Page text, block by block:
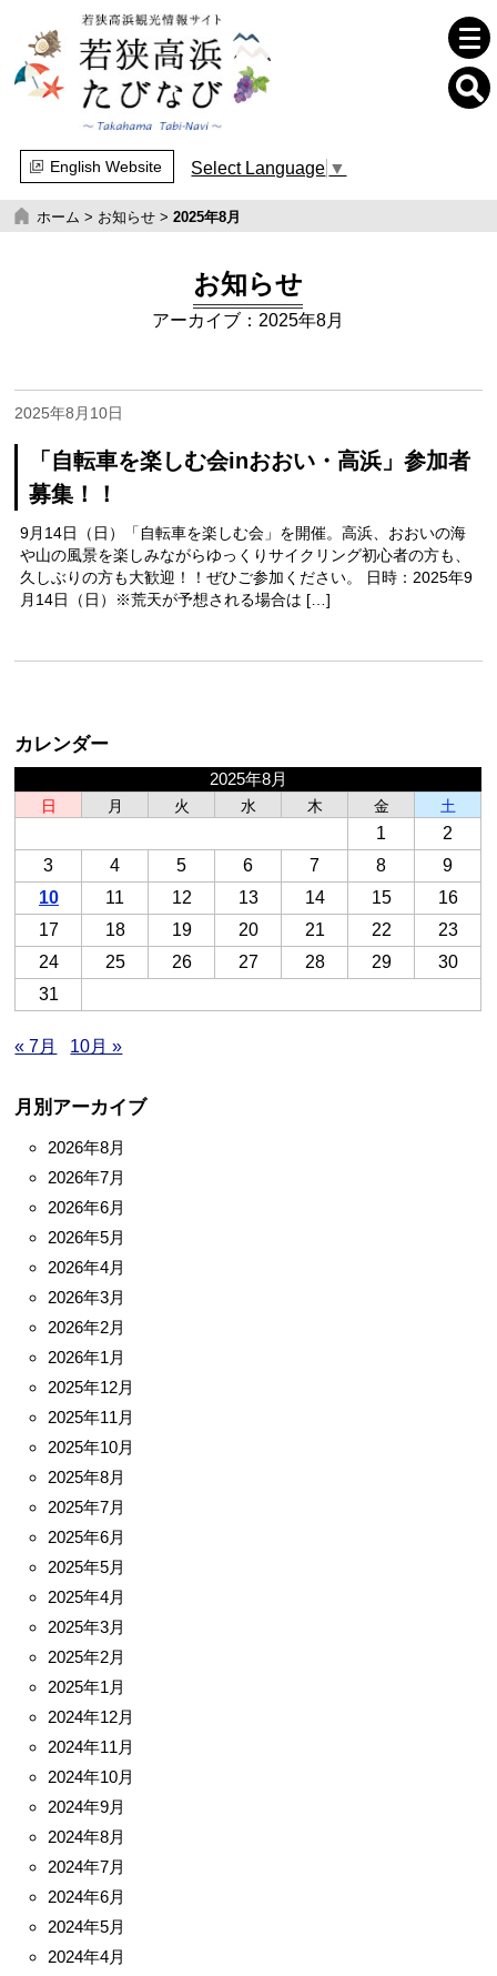
English Website Select Language ▼
ホーム > お知らせ >2025年8月
お知らせ
アーカイブ：2025年8月
「自転車を楽しむ会inおおい・高浜」参加者
募集！！
2025年8月10日
9月14日（日）「自転車を楽しむ会」を開催。高浜、おおいの海
や山の風景を楽しみながらゆっくりサイクリング初心者の方も、
久しぶりの方も大歓迎！！ぜひご参加ください。 日時：2025年9
月14日（日）※荒天が予想される場合は […]
カレンダー
2025年8月
日
月 火 水 木 金 土
1
2
3
4 5 6 7 8
9
10
11 12 13 14 15
16
17
18 19 20 21 22
23
24
25 26 27 28 29
30
31
« 7月 10月 »
月別アーカイブ
2026年8月
2026年7月
2026年6月
2026年5月
2026年4月
2026年3月
2026年2月
2026年1月
2025年12月
2025年11月
2025年10月
2025年8月
2025年7月
2025年6月
2025年5月
2025年4月
2025年3月
2025年2月
2025年1月
2024年12月
2024年11月
2024年10月
2024年9月
2024年8月
2024年7月
2024年6月
2024年5月
2024年4月